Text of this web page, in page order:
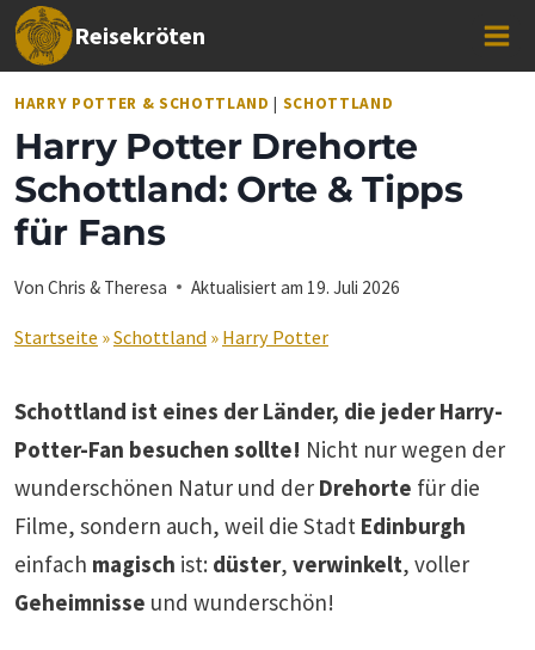
Zum
Inhalt
springen
Reisekröten
HARRY POTTER & SCHOTTLAND | SCHOTTLAND
Harry Potter Drehorte
Schottland: Orte & Tipps
für Fans
Von Chris & Theresa Aktualisiert am 19. Juli 2026
Startseite »Schottland » Harry Potter
Schottland ist eines der Länder, die jeder Harry-
Potter-Fan besuchen sollte! Nicht nur wegen der
wunderschönen Natur und der Drehorte für die
Filme, sondern auch, weil die Stadt Edinburgh
einfach magisch ist: düster, verwinkelt, voller
Geheimnisse und wunderschön!